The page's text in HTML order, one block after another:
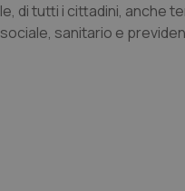
di tutti i cittadini, anche
sanitario e